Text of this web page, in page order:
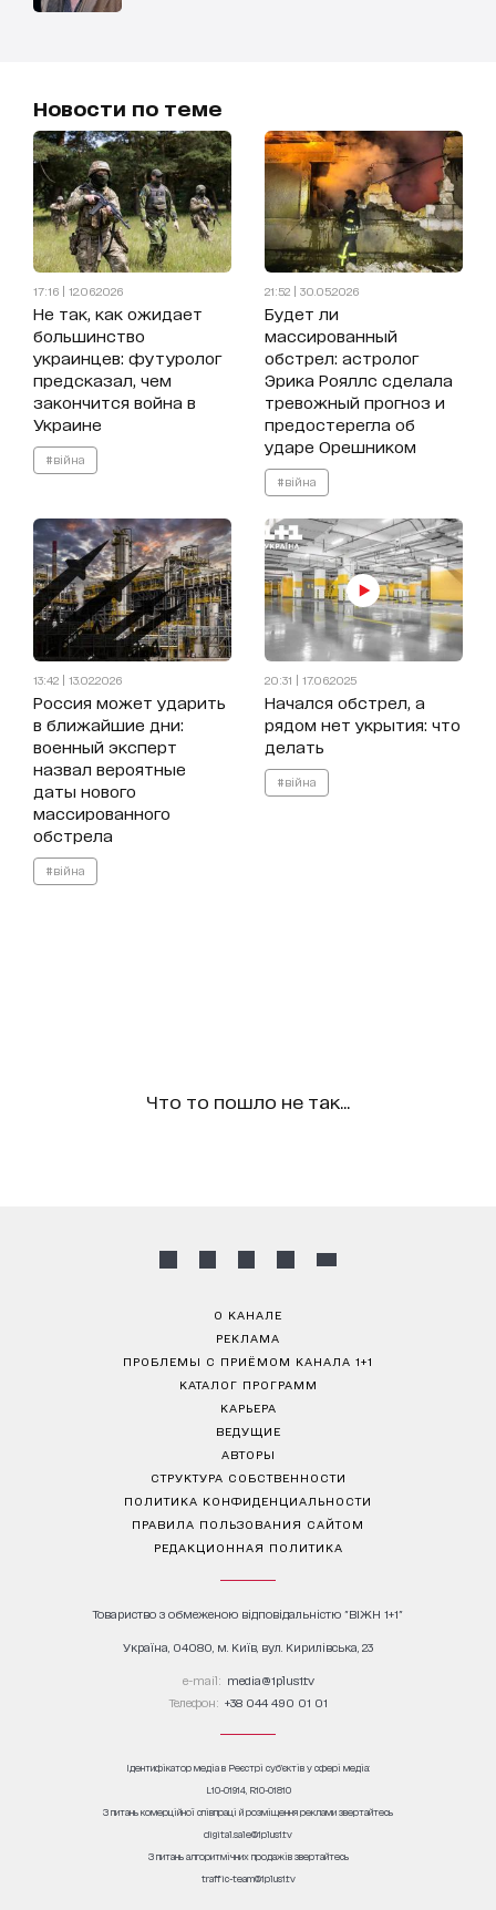
Новости по теме
17:16 | 12.06.2026
Не так, как ожидает
большинство
украинцев: футуролог
предсказал, чем
закончится война в
Украине
#війна
21:52 | 30.05.2026
Будет ли
массированный
обстрел: астролог
Эрика Рояллс сделала
тревожный прогноз и
предостерегла об
ударе Орешником
#війна
13:42 | 13.02.2026
Россия может ударить
в ближайшие дни:
военный эксперт
назвал вероятные
даты нового
массированного
обстрела
#війна
20:31 | 17.06.2025
Начался обстрел, а
рядом нет укрытия: что
делать
#війна
Что то пошло не так...
О КАНАЛЕ
РЕКЛАМА
ПРОБЛЕМЫ С ПРИЁМОМ КАНАЛА 1+1
КАТАЛОГ ПРОГРАММ
КАРЬЕРА
ВЕДУЩИЕ
АВТОРЫ
СТРУКТУРА СОБСТВЕННОСТИ
ПОЛИТИКА КОНФИДЕНЦИАЛЬНОСТИ
ПРАВИЛА ПОЛЬЗОВАНИЯ САЙТОМ
РЕДАКЦИОННАЯ ПОЛИТИКА
Товариство з обмеженою відповідальністю "ВІЖН 1+1"
Україна, 04080, м. Київ, вул. Кирилівська, 23
е-mail: media@1plus1.tv
Телефон: +38 044 490 01 01
Ідентифікатор медіа в Реєстрі суб’єктів у сфері медіа:
L10-01914, R10-01810
З питань комерційної співпраці й розміщення реклами звертайтесь
digital.sale@1plus1.tv
З питань алгоритмічних продажів звертайтесь
traffic-team@1plus1.tv